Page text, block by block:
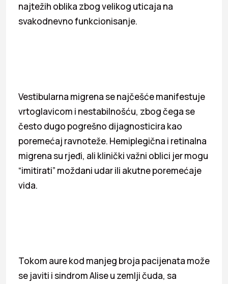
najtežih oblika zbog velikog uticaja na
svakodnevno funkcionisanje.
Vestibularna migrena se najčešće manifestuje
vrtoglavicom i nestabilnošću, zbog čega se
često dugo pogrešno dijagnosticira kao
poremećaj ravnoteže. Hemiplegična i retinalna
migrena su rjeđi, ali klinički važni oblici jer mogu
“imitirati” moždani udar ili akutne poremećaje
vida.
Tokom aure kod manjeg broja pacijenata može
se javiti i sindrom Alise u zemlji čuda, sa